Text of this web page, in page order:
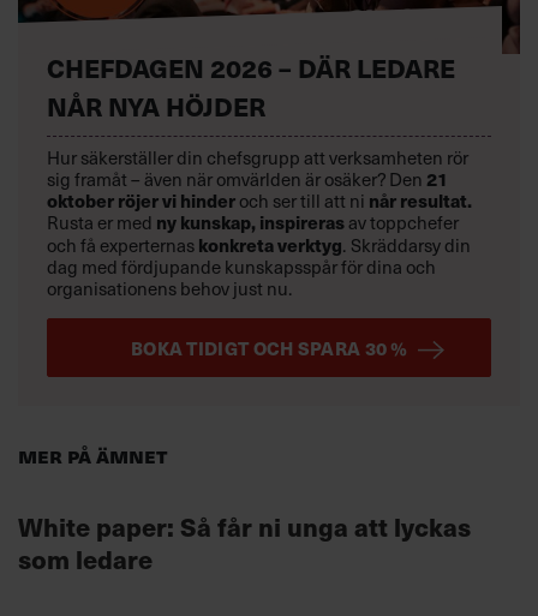
Mer på ämnet
White paper: Så får ni unga att lyckas
som ledare
CHEFDAGEN 2026 – DÄR LEDARE
NÅR NYA HÖJDER
Hur säkerställer din chefsgrupp att verksamheten rör
sig framåt – även när omvärlden är osäker? Den 21
oktoberröjer vi hinderoch ser till att ni når resultat.
Rusta er med ny kunskap, inspirerasav toppchefer
och få experternaskonkreta verktyg. Skräddarsy din
dag med fördjupande kunskapsspår för dina och
organisationens behov just nu.
BOKA TIDIGT OCH SPARA 30 %